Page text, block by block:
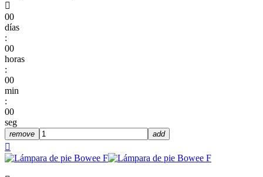

00
días
:
00
horas
:
00
min
:
00
seg
remove add
